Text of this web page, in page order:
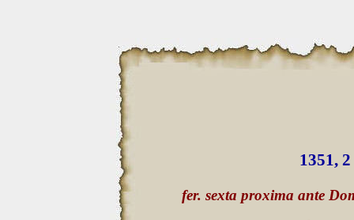
1351,
fer. sexta proxima ante